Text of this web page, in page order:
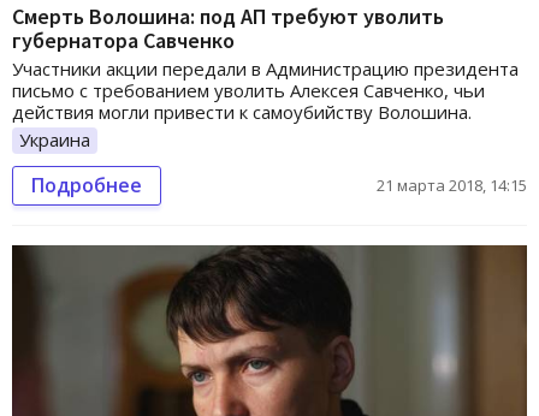
Смерть Волошина: под АП требуют уволить
губернатора Савченко
Участники акции передали в Администрацию президента
письмо с требованием уволить Алексея Савченко, чьи
действия могли привести к самоубийству Волошина.
Украина
Подробнее 21 марта 2018, 14:15